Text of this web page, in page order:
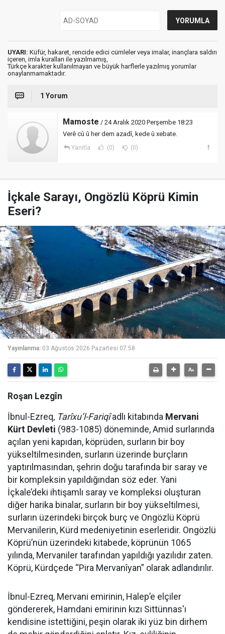
UYARI: Küfür, hakaret, rencide edici cümleler veya imalar, inançlara saldırı
içeren, imla kuralları ile yazılmamış,
Türkçe karakter kullanılmayan ve büyük harflerle yazılmış yorumlar
onaylanmamaktadır.
1 Yorum
Mamoste / 24 Aralık 2020 Perşembe 18:23
Verê cû û her dem azadî, kede û xebate.
Yanıtla (0) (0)
İçkale Sarayı, Ongözlü Köprü Kimin
Eseri?
Yayınlanma: 03 Ağustos 2026 Pazartesi 07:58
Roşan Lezgîn
İbnul-Ezreq, Tarîxu’l-Fariqîadlı kitabında Mervani
Kürt Devleti (983-1085) döneminde, Amid surlarında
açılan yeni kapıdan, köprüden, surların bir boy
yükseltilmesinden, surların üzerinde burçların
yaptırılmasından, şehrin doğu tarafında bir saray ve
bir kompleksin yapıldığından söz eder. Yani
İçkale’deki ihtişamlı saray ve kompleksi oluşturan
diğer harika binalar, surların bir boy yükseltilmesi,
surların üzerindeki birçok burç ve Ongözlü Köprü
Mervanilerin, Kürd medeniyetinin eserleridir. Ongözlü
Köprü’nün üzerindeki kitabede, köprünün 1065
yılında, Mervaniler tarafından yapıldığı yazılıdır zaten.
Köprü, Kürdçede “Pira Mervanîyan” olarak adlandırılır.
İbnul-Ezreq, Mervani emirinin, Halep’e elçiler
göndererek, Hamdani emirinin kızı Sittünnas'ı
kendisine istettiğini, peşin olarak iki yüz bin dirhem